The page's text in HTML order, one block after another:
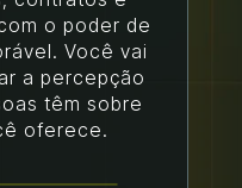
o poder de
Você vai
a percepção
têm sobre
oferece.